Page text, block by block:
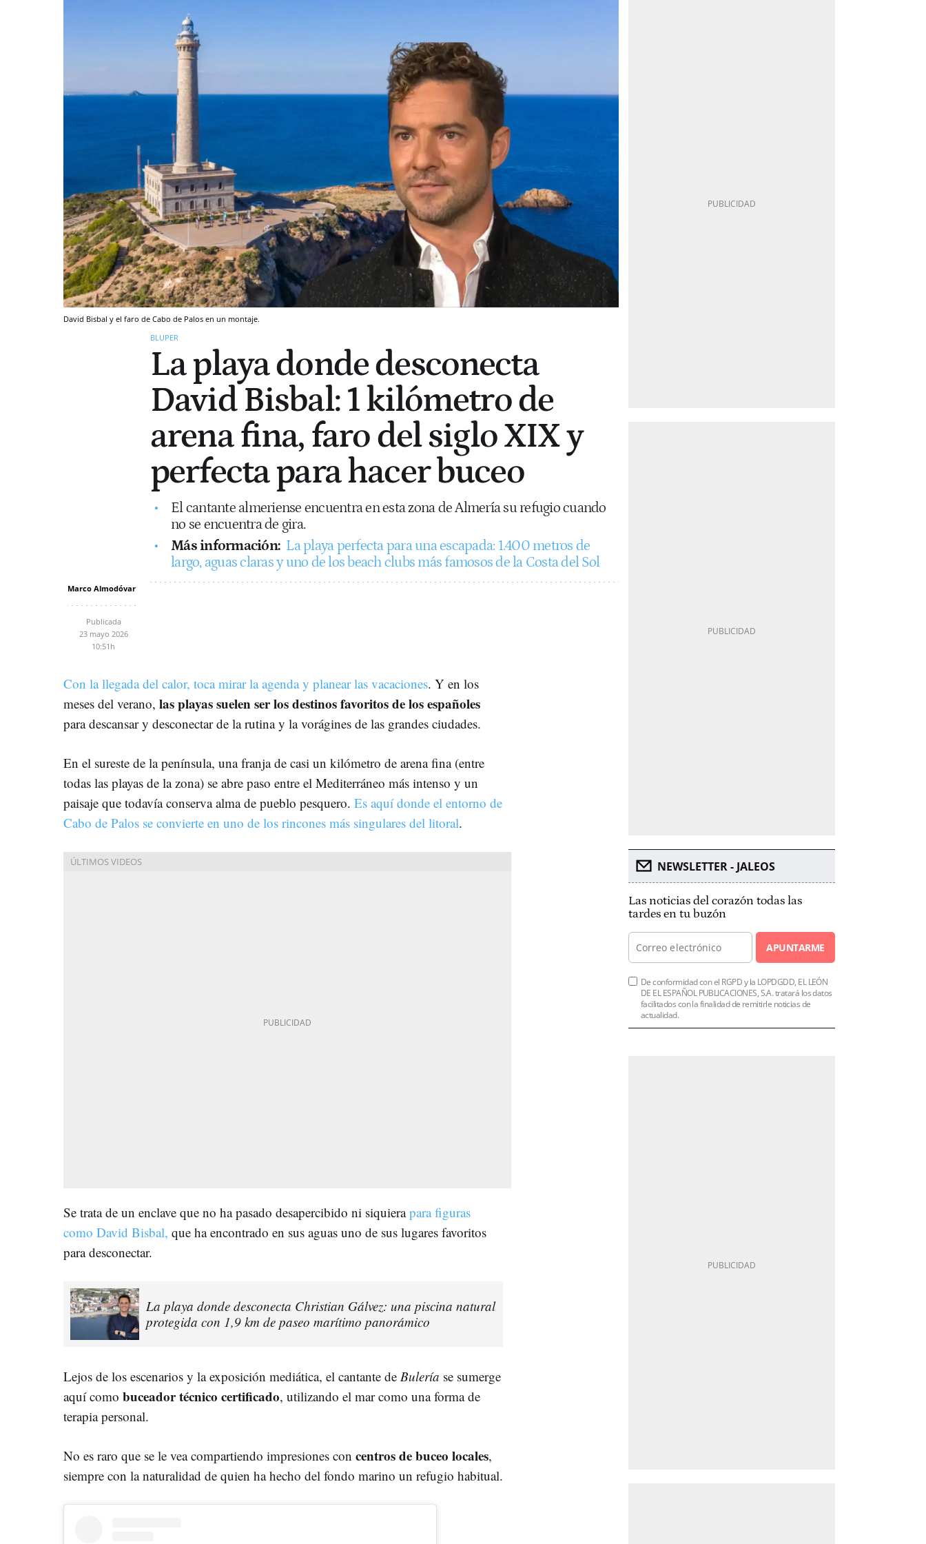
David Bisbal y el faro de Cabo de Palos en un montaje.
BLUPER
La playa donde desconecta
David Bisbal: 1 kilómetro de
arena fina, faro del siglo XIX y
perfecta para hacer buceo
El cantante almeriense encuentra en esta zona de Almería su refugio cuando
no se encuentra de gira.
Más información: La playa perfecta para una escapada: 1.400 metros de
largo, aguas claras y uno de los beach clubs más famosos de la Costa del Sol
Marco Almodóvar
Publicada
23 mayo 2026
10:51h
Con la llegada del calor, toca mirar la agenda y planear las vacaciones. Y en los
meses del verano, las playas suelen ser los destinos favoritos de los españoles
para descansar y desconectar de la rutina y la vorágines de las grandes ciudades.
En el sureste de la península, una franja de casi un kilómetro de arena fina (entre
todas las playas de la zona) se abre paso entre el Mediterráneo más intenso y un
paisaje que todavía conserva alma de pueblo pesquero. Es aquí donde el entorno de
Cabo de Palos se convierte en uno de los rincones más singulares del litoral.
Se trata de un enclave que no ha pasado desapercibido ni siquierapara figuras
como David Bisbal, que ha encontrado en sus aguas uno de sus lugares favoritos
para desconectar.
La playa donde desconecta Christian Gálvez: una piscina natural
protegida con 1,9 km de paseo marítimo panorámico
Lejos de los escenarios y la exposición mediática, el cantante de Bulería se sumerge
aquí como buceador técnico certificado, utilizando el mar como una forma de
terapia personal.
No es raro que se le vea compartiendo impresiones con centros de buceo locales,
siempre con la naturalidad de quien ha hecho del fondo marino un refugio habitual.
NEWSLETTER - JALEOS
Las noticias del corazón todas las
tardes en tu buzón
APUNTARME
De conformidad con el RGPD y la LOPDGDD, EL LEÓN
DE EL ESPAÑOL PUBLICACIONES, S.A. tratará los datos
facilitados con la finalidad de remitirle noticias de
actualidad.